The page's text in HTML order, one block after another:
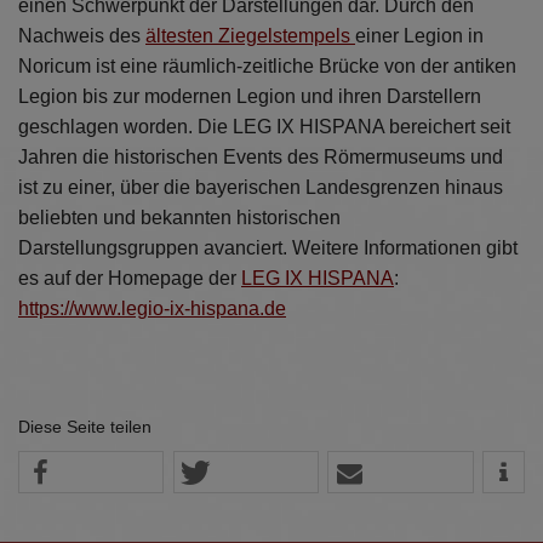
Diese Website nutzt Matomo Analytics für die Auswertung der
Seitenaufrufe als Statistik. Die hierdurch gespeicherten Daten werden
ausschließlich auf unseren eigenen Servern gespeichert. Eine
Übertragung an Dritte erfolgt nicht. Wir verwenden die Funktion
AnonymizeIP zur Anonymisierung Ihrer IP-Adresse, so dass diese gekürzt
wird und nicht mehr Ihrem Besuch auf unserer Internetseite zugeordnet
werden kann.
YouTube / Vimeo
Videos werden über die Plattformen YouTube oder Vimeo eingebunden.
Wir nutzen YouTube im erweiterten Datenschutzmodus. Dieser Modus
bewirkt laut YouTube, dass YouTube keine Informationen über die
Besucher auf dieser Website speichert, bevor diese sich das Video
ansehen.
oder auch Anwendungen einer externen Website.
einen Schwerpunkt der Darstellungen dar. Durch den
Nachweis des ältesten Ziegelstempels einer Legion in
Noricum ist eine räumlich-zeitliche Brücke von der antiken
Legion bis zur modernen Legion und ihren Darstellern
geschlagen worden. Die LEG IX HISPANA bereichert seit
Jahren die historischen Events des Römermuseums und
ist zu einer, über die bayerischen Landesgrenzen hinaus
beliebten und bekannten historischen
Darstellungsgruppen avanciert. Weitere Informationen gibt
es auf der Homepage der LEG IX HISPANA:
https://www.legio-ix-hispana.de
Diese Seite teilen